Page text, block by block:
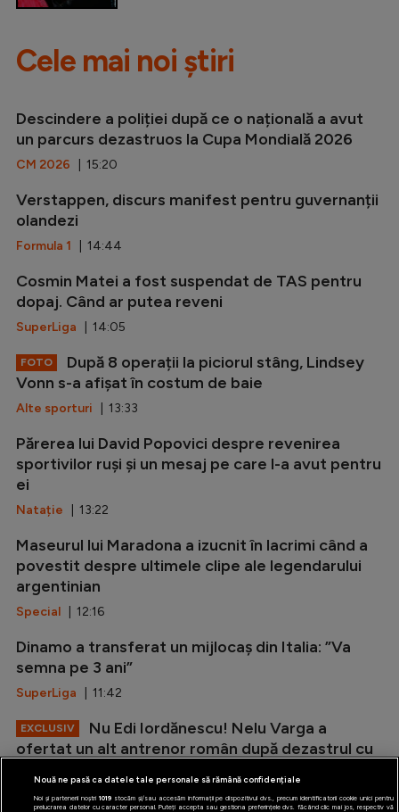
Cele mai noi știri
Descindere a poliției după ce o națională a avut
un parcurs dezastruos la Cupa Mondială 2026
CM 2026 | 15:20
Verstappen, discurs manifest pentru guvernanții
olandezi
Formula 1 | 14:44
Cosmin Matei a fost suspendat de TAS pentru
dopaj. Când ar putea reveni
SuperLiga | 14:05
FOTO
După 8 operații la piciorul stâng, Lindsey
Vonn s-a afișat în costum de baie
Alte sporturi | 13:33
Părerea lui David Popovici despre revenirea
sportivilor ruși și un mesaj pe care l-a avut pentru
ei
Natație | 13:22
Maseurul lui Maradona a izucnit în lacrimi când a
povestit despre ultimele clipe ale legendarului
argentinian
Special | 12:16
Dinamo a transferat un mijlocaș din Italia: ”Va
semna pe 3 ani”
SuperLiga | 11:42
EXCLUSIV
Nu Edi Iordănescu! Nelu Varga a
ofertat un alt antrenor român după dezastrul cu
Conference League| 10:19
Nouă ne pasă ca datele tale personale să rămână confidențiale
Noi și partenerii noștri 1019stocăm și/sau accesăm informații pe dispozitivul dvs., precum identificatorii cookie unici pentru
prelucrarea datelor cu caracter personal. Puteți accepta sau gestiona preferințele dvs. făcând clic mai jos, respectiv vă